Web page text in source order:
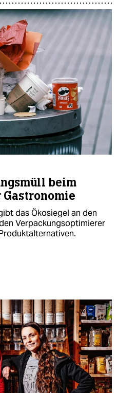
beim
das Ökosiegel an den
Verpackungsoptimierer